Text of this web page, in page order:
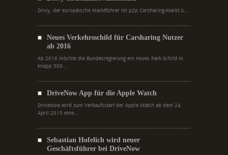
Drivy, der europäische Marktführer im p2p Carsharing-Markt ü...
Neues Verkehrsschild für Carsharing Nutzer
ab 2016
Ab 2016 möchte die Bundesregierung ein neues Park-Schild in
knapp 500...
DriveNow App für die Apple Watch
DriveNow wird zum Verkaufsstart der Apple Watch ab dem 24.
April 2015 eine...
Sebastian Hofelich wird neuer
Geschäftsführer bei DriveNow